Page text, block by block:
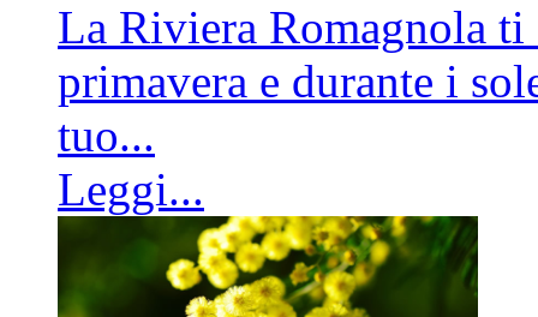
La Riviera Romagnola
primavera e durante i
tuo...
Leggi...